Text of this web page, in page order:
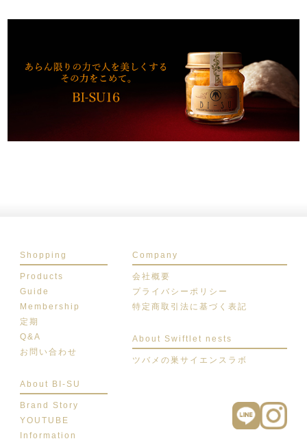
Shopping
Products
Guide
Membership
定期
Q&A
お問い合わせ
About BI-SU
Brand Story
YOUTUBE
Information
Company
会社概要
プライバシーポリシー
特定商取引法に基づく表記
About Swiftlet nests
ツバメの巣サイエンスラボ